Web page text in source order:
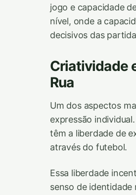
jogo e capacidade
nível, onde a
decisivos das
Criatividade
Rua
Um dos aspectos
expressão
têm a liberdade de
através do futebol.
Essa liberdade
senso de